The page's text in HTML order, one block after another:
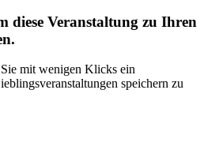
diese Veranstaltung zu Ihren
mit wenigen Klicks ein
speichern zu